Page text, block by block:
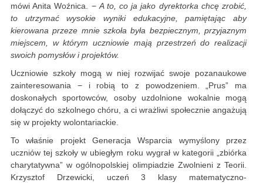
mówi Anita Woźnica. − A to, co ja jako dyrektorka chcę zrobić,
to utrzymać wysokie wyniki edukacyjne, pamiętając aby
kierowana przeze mnie szkoła była bezpiecznym, przyjaznym
miejscem, w którym uczniowie mają przestrzeń do realizacji
swoich pomysłów i projektów.
Uczniowie szkoły mogą w niej rozwijać swoje pozanaukowe
zainteresowania − i robią to z powodzeniem. „Prus” ma
doskonałych sportowców, osoby uzdolnione wokalnie mogą
dołączyć do szkolnego chóru, a ci wrażliwi społecznie angażują
się w projekty wolontariackie.
To właśnie projekt Generacja Wsparcia wymyślony przez
uczniów tej szkoły w ubiegłym roku wygrał w kategorii „zbiórka
charytatywna” w ogólnopolskiej olimpiadzie Zwolnieni z Teorii.
Krzysztof Drzewicki, uczeń 3 klasy matematyczno-